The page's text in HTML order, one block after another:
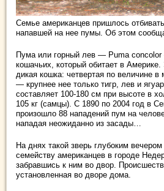
Семье американцев пришлось
напавшей на нее пумы. Об этом
Пума или горный лев — Puma
кошачьих, который обитает в
дикая кошка: четвертая по величине
— крупнее нее только тигр, лев и
составляет 100-180 см при высоте в
105 кг (самцы). С 1890 по 2004 год в
произошло 88 нападений пум на
нападая неожиданно из засады…
На днях такой зверь глубоким вечером
семейству американцев в городе
забравшись к ним во двор.
установленная во дворе дома.